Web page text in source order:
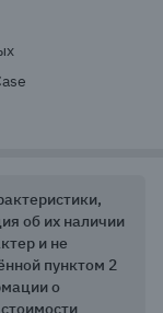
об их наличии
и не
пунктом 2
о